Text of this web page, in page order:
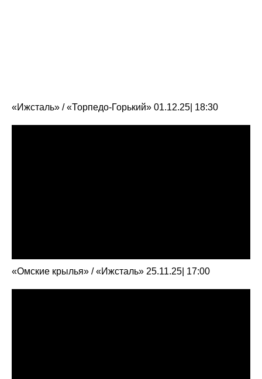
«Ижсталь» / «Торпедо-Горький» 01.12.25| 18:30
«Омские крылья» / «Ижсталь» 25.11.25| 17:00